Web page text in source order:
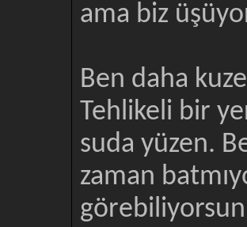
ama biz
Ben daha
Tehlikeli bir
suda yüzen.
zaman